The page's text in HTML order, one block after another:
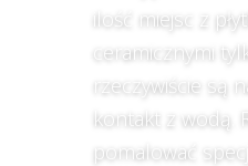
ilość miejsc z
ceramicznymi
rzeczywiście są
kontakt z wodą.
pomalować